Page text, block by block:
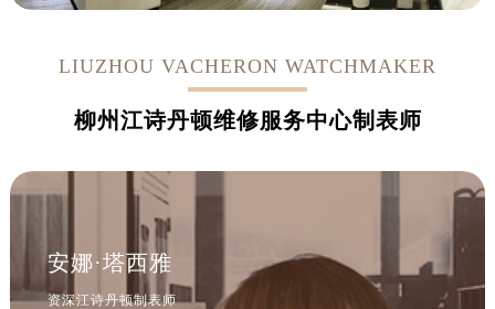
LIUZHOU VACHERON WATCHMAKER
柳州江诗丹顿维修服务中心制表师
安娜·塔西雅
资深江诗丹顿制表师